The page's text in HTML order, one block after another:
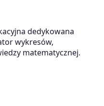
dedykowana
wykresów,
matematycznej.